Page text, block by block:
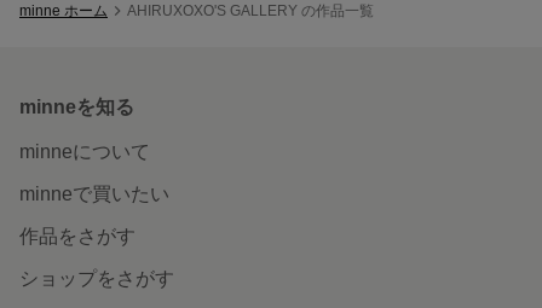
minne ホーム AHIRUXOXO'S GALLERY の作品一覧
minneを知る
minneについて
minneで買いたい
作品をさがす
ショップをさがす